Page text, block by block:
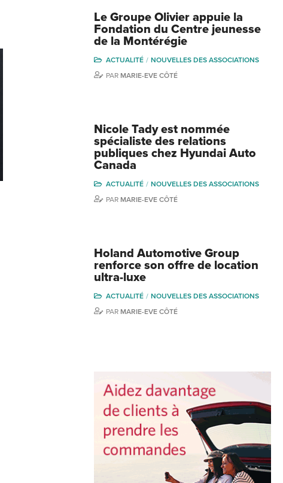
Le Groupe Olivier appuie la
Fondation du Centre jeunesse
de la Montérégie
ACTUALITÉ
NOUVELLES DES ASSOCIATIONS
PAR MARIE-EVE CÔTÉ
Nicole Tady est nommée
spécialiste des relations
publiques chez Hyundai Auto
Canada
ACTUALITÉ
NOUVELLES DES ASSOCIATIONS
PAR MARIE-EVE CÔTÉ
Holand Automotive Group
renforce son offre de location
ultra-luxe
ACTUALITÉ
NOUVELLES DES ASSOCIATIONS
PAR MARIE-EVE CÔTÉ